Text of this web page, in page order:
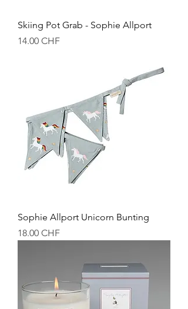
Skiing Pot Grab - Sophie Allport
Prix
14.00 CHF
Sophie Allport Unicorn Bunting
Prix
18.00 CHF